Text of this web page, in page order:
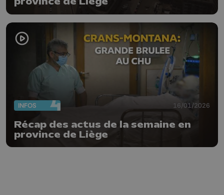
INFOS 16/01/2026
Récap des actus de la semaine en
province de Liège